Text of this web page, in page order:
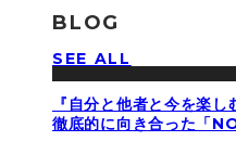
BLOG
SEE ALL
『自分と他者と今を楽し
徹底的に向き合った「